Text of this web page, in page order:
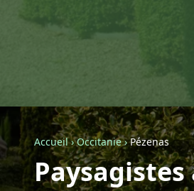
Accueil›Occitanie›Pézenas
Paysagistes